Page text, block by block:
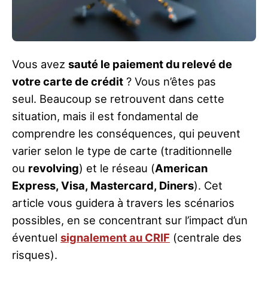
Vous avez sauté le paiement du relevé de
votre carte de crédit ? Vous n’êtes pas
seul. Beaucoup se retrouvent dans cette
situation, mais il est fondamental de
comprendre les conséquences, qui peuvent
varier selon le type de carte (traditionnelle
ou revolving) et le réseau (American
Express, Visa, Mastercard, Diners). Cet
article vous guidera à travers les scénarios
possibles, en se concentrant sur l’impact d’un
éventuel signalement au CRIF (centrale des
risques).